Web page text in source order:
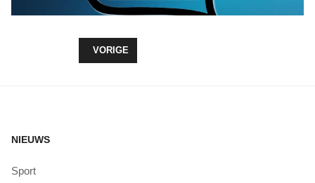
VORIG ARTIKEL: PROGRAMMERING LOKALE
VORIGE
NIEUWS
Sport